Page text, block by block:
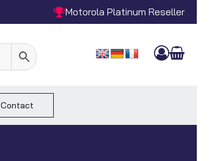
Motorola Platinum Reseller
Contact